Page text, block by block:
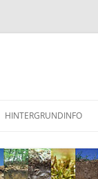
HINTERGRUNDINFO